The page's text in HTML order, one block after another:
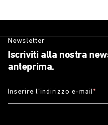
Newsletter
Iscriviti alla nostra
anteprima.
Inserire l’indirizzo e-mail*